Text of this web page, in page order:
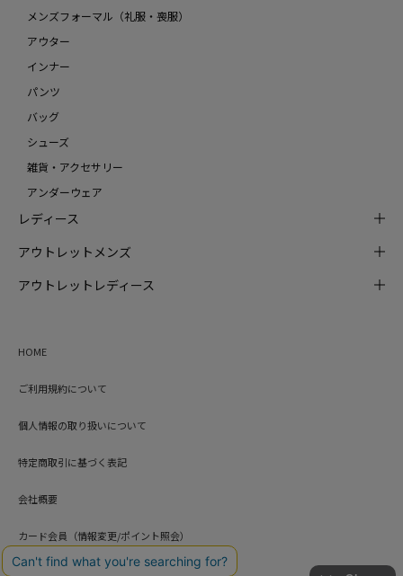
メンズフォーマル（礼服・喪服）
アウター
インナー
パンツ
バッグ
シューズ
雑貨・アクセサリー
アンダーウェア
レディース
アウトレットメンズ
アウトレットレディース
HOME
ご利用規約について
個人情報の取り扱いについて
特定商取引に基づく表記
会社概要
カード会員（情報変更/ポイント照会）